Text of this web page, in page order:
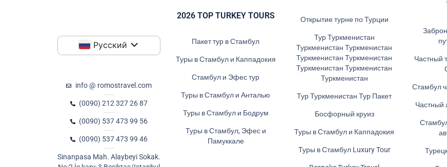
Русский
info @ romostravel.com
(0090) 212 327 26 87
(0090) 537 473 99 56
(0090) 537 473 99 46
Sinanpasa Mah. Alaybeyi Sokak.
2026 TOP TURKEY TOURS
Пакет тур в Стамбул
Туры в Стамбул и Каппадокия
Стамбул и Эфес тур
Туры в Стамбул и Анталью
Туры в Стамбул и Бодрум
Туры в Стамбул, Эфес и
Памуккале
Открытие турне по Турции
Тур Туркменистан
Туркменистан Туркменистан
Туркменистан Туркменистан
Туркменистан Туркменистан
Туркменистан
Тур Туркменистан Тур Пакет
Босфорный круиз
Туры в Стамбул и Каппадокия
Туры в Стамбул Luxury Tour
Частный
Стамбул
Частный